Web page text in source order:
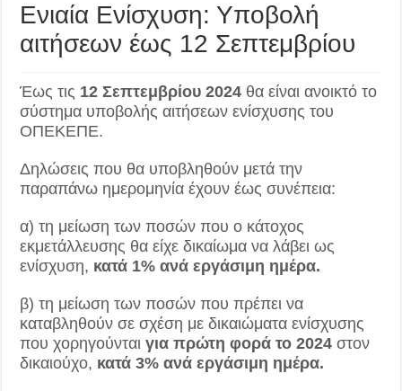
Ενιαία Ενίσχυση: Υποβολή
αιτήσεων έως 12 Σεπτεμβρίου
Έως τις 12 Σεπτεμβρίου 2024 θα είναι ανοικτό το
σύστημα υποβολής αιτήσεων ενίσχυσης του
ΟΠΕΚΕΠΕ.
Δηλώσεις που θα υποβληθούν μετά την
παραπάνω ημερομηνία έχουν έως συνέπεια:
α) τη μείωση των ποσών που ο κάτοχος
εκμετάλλευσης θα είχε δικαίωμα να λάβει ως
ενίσχυση, κατά 1% ανά εργάσιμη ημέρα.
β) τη μείωση των ποσών που πρέπει να
καταβληθούν σε σχέση με δικαιώματα ενίσχυσης
που χορηγούνταιγια πρώτη φορά το 2024 στον
δικαιούχο, κατά 3% ανά εργάσιμη ημέρα.